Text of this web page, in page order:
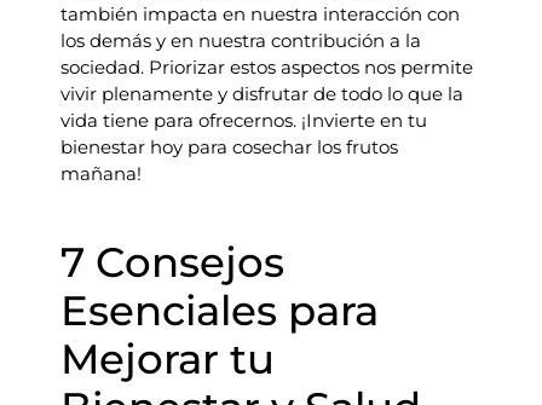
también impacta en nuestra interacción con
los demás y en nuestra contribución a la
sociedad. Priorizar estos aspectos nos permite
vivir plenamente y disfrutar de todo lo que la
vida tiene para ofrecernos. ¡Invierte en tu
bienestar hoy para cosechar los frutos
mañana!
7 Consejos
Esenciales para
Mejorar tu